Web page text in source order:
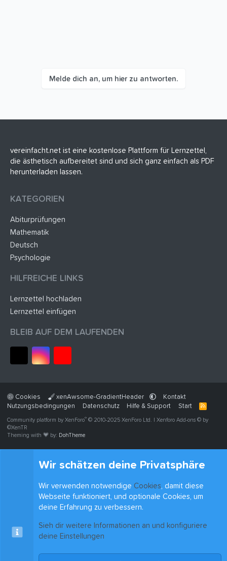
Melde dich an, um hier zu antworten.
vereinfacht.net ist eine kostenlose Plattform für Lernzettel,
die ästhetisch aufbereitet sind und sich ganz einfach als PDF
herunterladen lassen.
KATEGORIEN
Abiturprüfungen
Mathematik
Deutsch
Psychologie
HILFREICHE LINKS
Lernzettel hochladen
Lernzettel einfügen
BLEIB AUF DEM LAUFENDEN
Cookies xenAwsome-GradientHeader
Kontakt
Nutzungsbedingungen
Datenschutz Hilfe & Support Start
R
S
Community platform by XenForo® © 2010-2025 XenForo Ltd. Xenforo Add-ons © by
©XenTR
Theming with
by: DohTheme
Wir schätzen deine Privatsphäre
Wir verwenden notwendige Cookies, damit diese
Webseite funktioniert, und optionale Cookies, um
deine Erfahrung zu verbessern.
Sieh dir weitere Informationen an und konfiguriere
deine Einstellungen